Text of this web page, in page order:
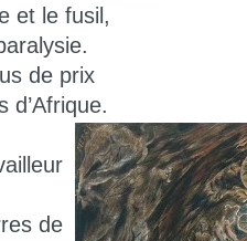
et le fusil,
de prix
d’Afrique.
de